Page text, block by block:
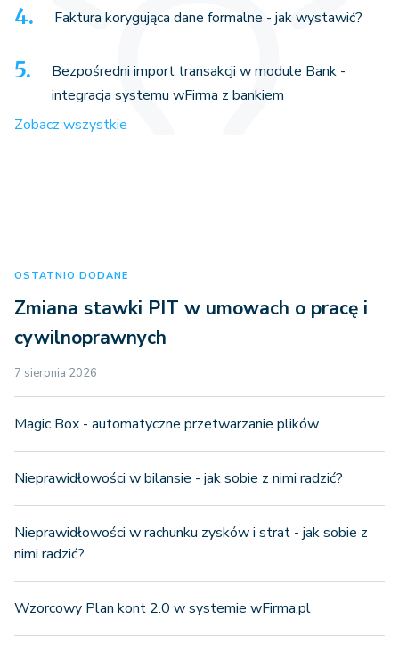
Faktura korygująca dane formalne - jak wystawić?
Bezpośredni import transakcji w module Bank -
integracja systemu wFirma z bankiem
Zobacz wszystkie
OSTATNIO DODANE
Zmiana stawki PIT w umowach o pracę i
cywilnoprawnych
7 sierpnia 2026
Magic Box - automatyczne przetwarzanie plików
Nieprawidłowości w bilansie - jak sobie z nimi radzić?
Nieprawidłowości w rachunku zysków i strat - jak sobie z
nimi radzić?
Wzorcowy Plan kont 2.0 w systemie wFirma.pl